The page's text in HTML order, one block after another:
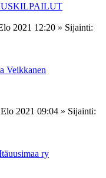
2021 12:20 » Sijainti:
Veikkanen
2021 09:04 » Sijainti:
ry